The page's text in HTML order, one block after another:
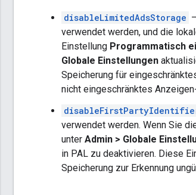
disableLimitedAdsStorage
verwendet werden, und die
Einstellung Programmatisch
Globale Einstellungen
Speicherung für
nicht eingeschränktes
verwendet werden. Wenn Sie
unter Admin > Globale
in PAL zu deaktivieren. Diese
Speicherung zur Erkennung